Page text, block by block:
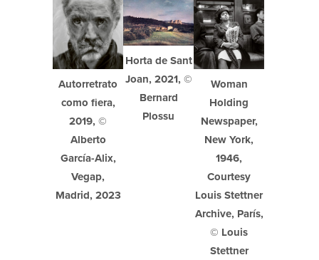
Autorretrato
como fiera,
2019, ©
Alberto
García-Alix,
Vegap,
Madrid, 2023
Horta de Sant
Joan, 2021, ©
Bernard
Plossu
Woman
Holding
Newspaper,
New York,
1946,
Courtesy
Louis Stettner
Archive, París,
© Louis
Stettner